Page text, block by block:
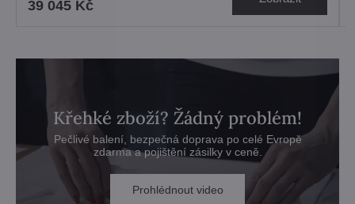
39 045 Kč
Křehké zboží? Žádný problém!
Pečlivé balení, bezpečná doprava po celé Evropě
zdarma a pojištění zásilky v ceně.
Prohlédnout video